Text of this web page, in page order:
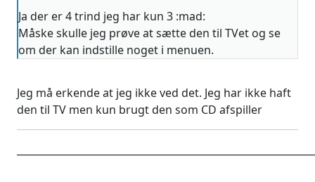
Ja der er 4 trind jeg har kun 3 :mad:
Måske skulle jeg prøve at sætte den til TVet og se
om der kan indstille noget i menuen.
Jeg må erkende at jeg ikke ved det. Jeg har ikke haft
den til TV men kun brugt den som CD afspiller